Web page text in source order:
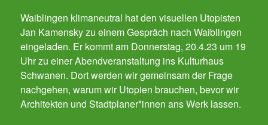
Waiblingen klimaneutral hat den visuellen Utopisten
Jan Kamensky zu einem Gespräch nach Waiblingen
eingeladen. Er kommt am Donnerstag, 20.4.23 um 19
Uhr zu einer Abendveranstaltung ins Kulturhaus
Schwanen. Dort werden wir gemeinsam der Frage
nachgehen, warum wir Utopien brauchen, bevor wir
Architekten und Stadtplaner*innen ans Werk lassen.